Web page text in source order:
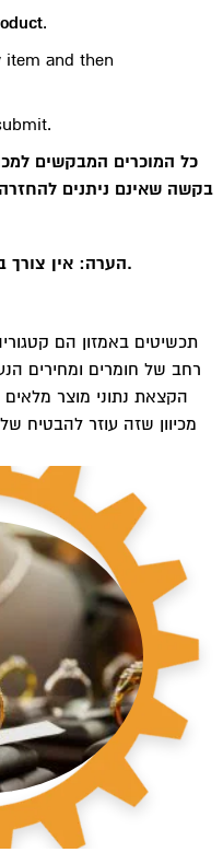
.
item and then
כל המוכרים המבקשים
בקשה שאינם ניתנים
הערה: אין צורך בתשלום עבור מכירת תכשיטי אופנה.
תכשיטים באמזון הם
רחב של חומרים ומחירים
הקצאת נתוני מוצר מלאים
מכיוון שזה עוזר להבטיח